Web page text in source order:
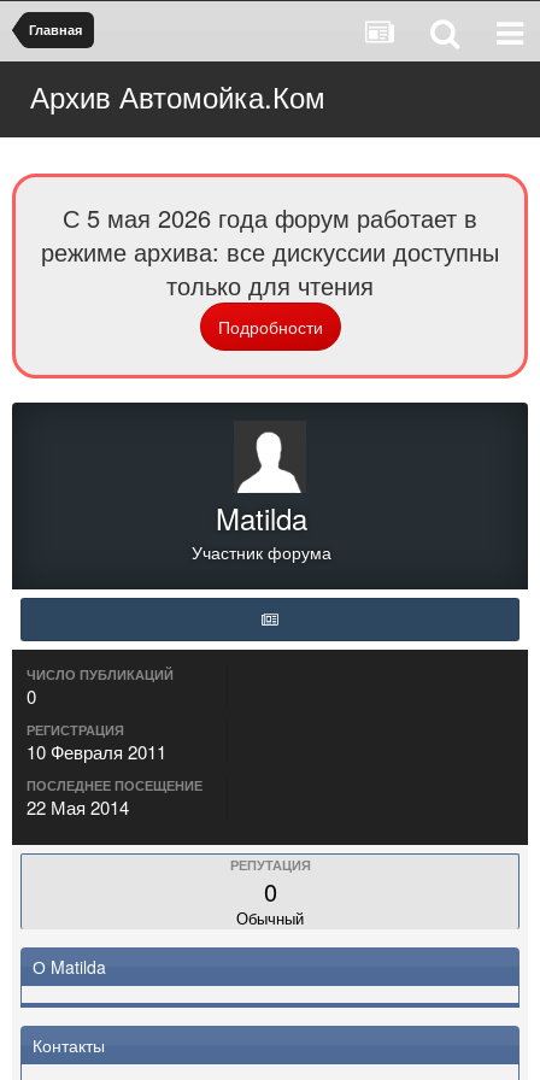
Главная
Архив Автомойка.Ком
С 5 мая 2026 года форум работает в
режиме архива: все дискуссии доступны
только для чтения
Подробности
Matilda
Участник форума
ЧИСЛО ПУБЛИКАЦИЙ
0
РЕГИСТРАЦИЯ
10 Февраля 2011
ПОСЛЕДНЕЕ ПОСЕЩЕНИЕ
22 Мая 2014
РЕПУТАЦИЯ
0
Обычный
О Matilda
Контакты